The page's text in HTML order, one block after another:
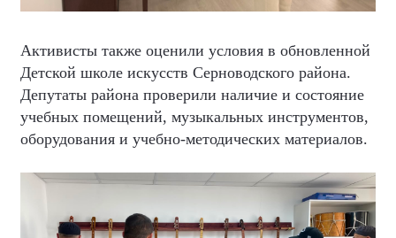
Активисты также оценили условия в обновленной
Детской школе искусств Серноводского района.
Депутаты района проверили наличие и состояние
учебных помещений, музыкальных инструментов,
оборудования и учебно-методических материалов.